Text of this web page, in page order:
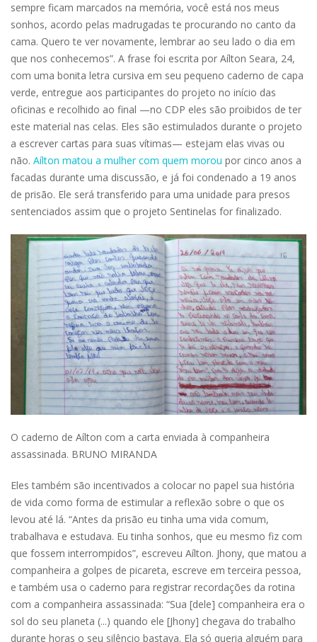
sempre ficam marcados na memória, você está nos meus
sonhos, acordo pelas madrugadas te procurando no canto da
cama. Quero te ver novamente, lembrar ao seu lado o dia em
que nos conhecemos”. A frase foi escrita por Aílton Seara, 24,
com uma bonita letra cursiva em seu pequeno caderno de capa
verde, entregue aos participantes do projeto no início das
oficinas e recolhido ao final —no CDP eles são proibidos de ter
este material nas celas. Eles são estimulados durante o projeto
a escrever cartas para suas vítimas— estejam elas vivas ou
não. Aílton matou a mulher com quem morou por cinco anos a
facadas durante uma discussão, e já foi condenado a 19 anos
de prisão. Ele será transferido para uma unidade para presos
sentenciados assim que o projeto Sentinelas for finalizado.
O caderno de Aílton com a carta enviada à companheira
assassinada. BRUNO MIRANDA
Eles também são incentivados a colocar no papel sua história
de vida como forma de estimular a reflexão sobre o que os
levou até lá. “Antes da prisão eu tinha uma vida comum,
trabalhava e estudava. Eu tinha sonhos, que eu mesmo fiz com
que fossem interrompidos”, escreveu Aílton. Jhony, que matou a
companheira a golpes de picareta, escreve em terceira pessoa,
e também usa o caderno para registrar recordações da rotina
com a companheira assassinada: “Sua [dele] companheira era o
sol do seu planeta (...) quando ele [Jhony] chegava do trabalho
durante horas o seu silêncio bastava. Ela só queria alguém para